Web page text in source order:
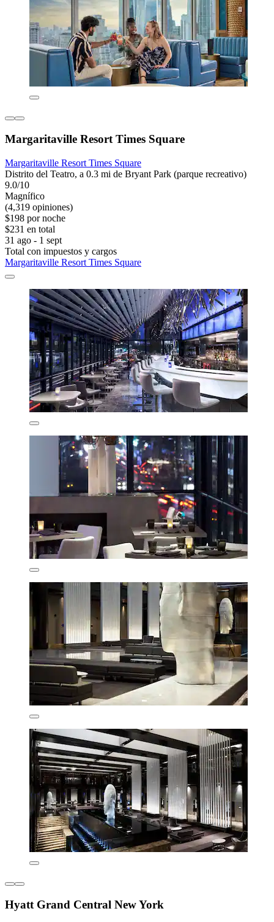
Margaritaville Resort Times Square
Margaritaville Resort Times Square
Distrito del Teatro, a 0.3 mi de Bryant Park (parque recreativo)
9.0/10
Magnífico
(4,319 opiniones)
$198 por noche
$231 en total
31 ago - 1 sept
Total con impuestos y cargos
Margaritaville Resort Times Square
Hyatt Grand Central New York